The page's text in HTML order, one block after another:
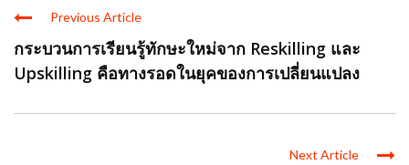
Previous Article
กระบวนการเรียนรู้ทักษะใหม่จาก Reskilling และ
Upskilling คือทางรอดในยุคของการเปลี่ยนแปลง
Next Article